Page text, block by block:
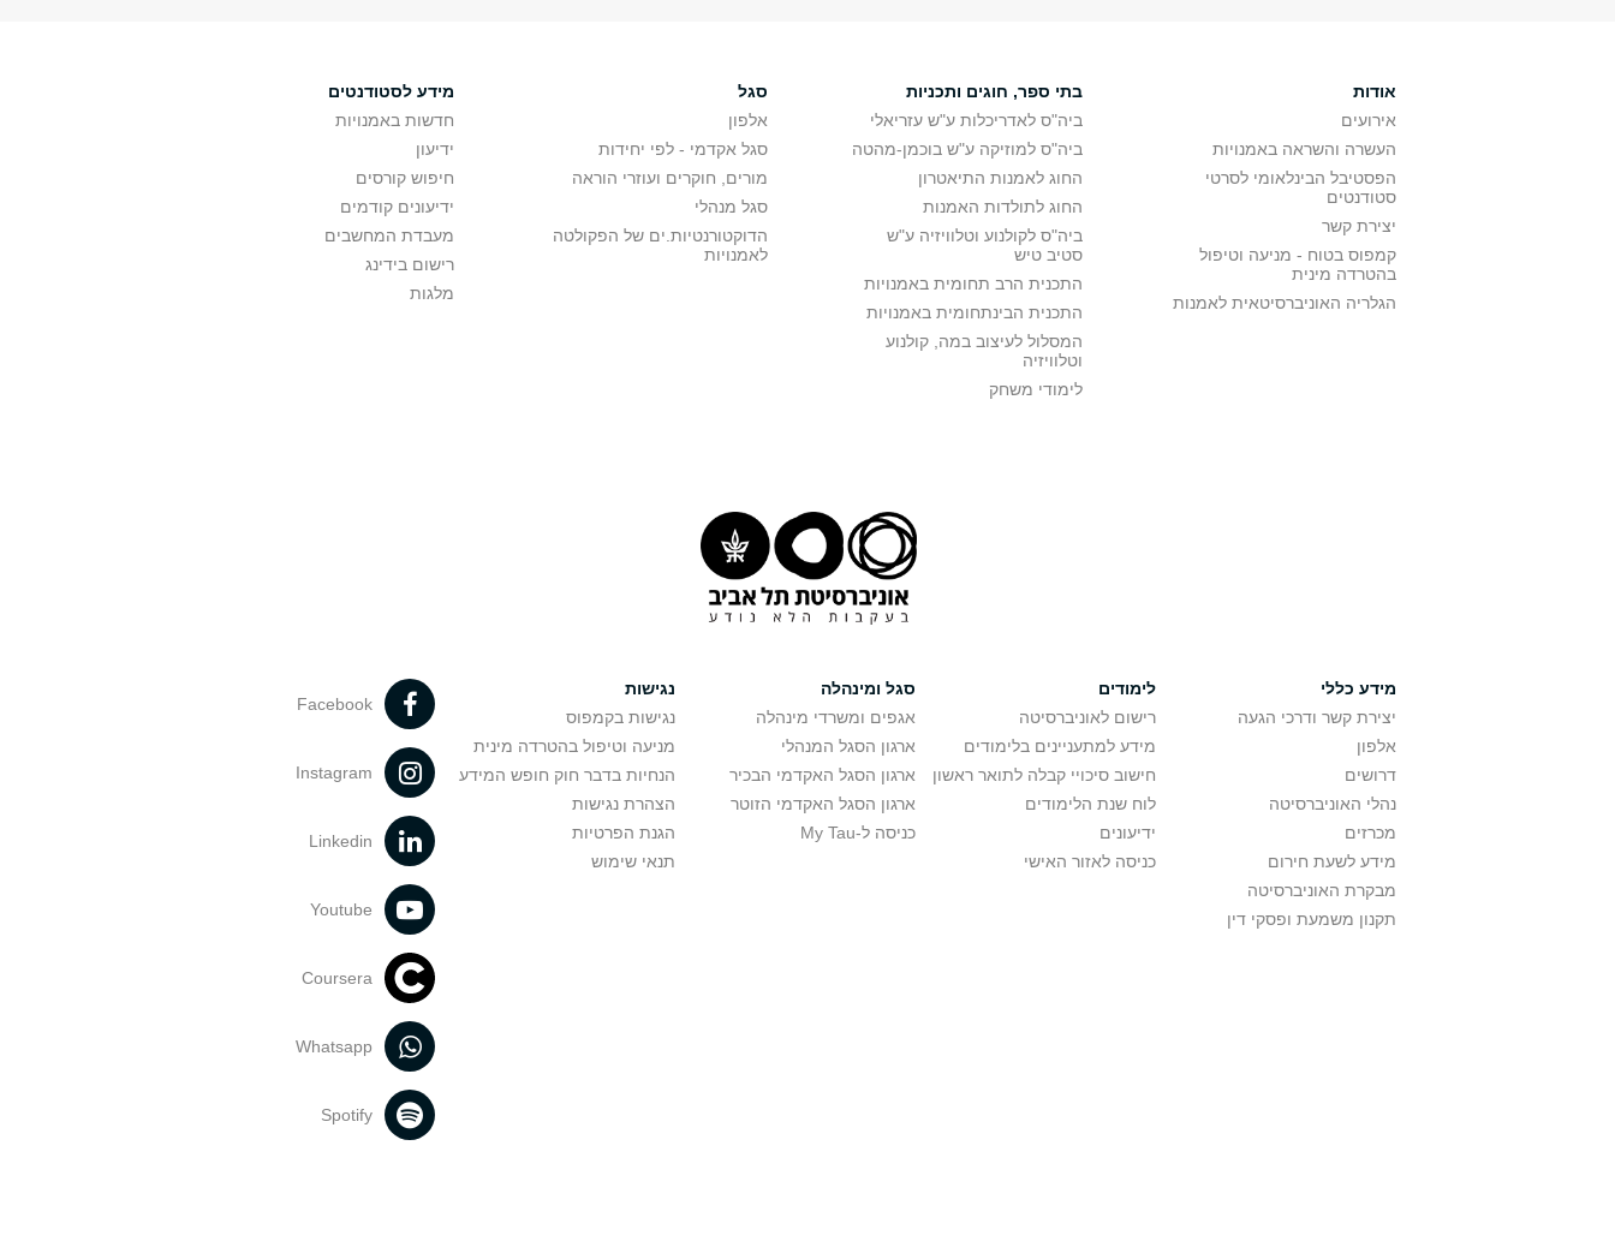
אודות
אירועים
העשרה והשראה באמנויות
הפסטיבל הבינלאומי לסרטי
סטודנטים
יצירת קשר
קמפוס בטוח - מניעה וטיפול
בהטרדה מינית
הגלריה האוניברסיטאית לאמנות
בתי ספר, חוגים ותכניות
ביה"ס לאדריכלות ע"ש עזריאלי
ביה"ס למוזיקה ע"ש בוכמן-מהטה
החוג לאמנות התיאטרון
החוג לתולדות האמנות
ביה"ס לקולנוע וטלוויזיה ע"ש
סטיב טיש
התכנית הרב תחומית באמנויות
התכנית הבינתחומית באמנויות
המסלול לעיצוב במה, קולנוע
וטלוויזיה
לימודי משחק
סגל
אלפון
סגל אקדמי - לפי יחידות
מורים, חוקרים ועוזרי הוראה
סגל מנהלי
הדוקטורנטיות.ים של הפקולטה
לאמנויות
מידע לסטודנטים
חדשות באמנויות
ידיעון
חיפוש קורסים
ידיעונים קודמים
מעבדת המחשבים
רישום בידינג
מלגות
מידע כללי
יצירת קשר ודרכי הגעה
אלפון
דרושים
נהלי האוניברסיטה
מכרזים
מידע לשעת חירום
מבקרת האוניברסיטה
תקנון משמעת ופסקי דין
לימודים
רישום לאוניברסיטה
מידע למתעניינים בלימודים
חישוב סיכויי קבלה לתואר ראשון
לוח שנת הלימודים
ידיעונים
כניסה לאזור האישי
סגל ומינהלה
אגפים ומשרדי מינהלה
ארגון הסגל המנהלי
ארגון הסגל האקדמי הבכיר
ארגון הסגל האקדמי הזוטר
כניסה ל-My Tau
נגישות
נגישות בקמפוס
מניעה וטיפול בהטרדה מינית
הנחיות בדבר חוק חופש המידע
הצהרת נגישות
הגנת הפרטיות
תנאי שימוש
Facebook
Instagram
Linkedin
Youtube
Coursera
Whatsapp
Spotify